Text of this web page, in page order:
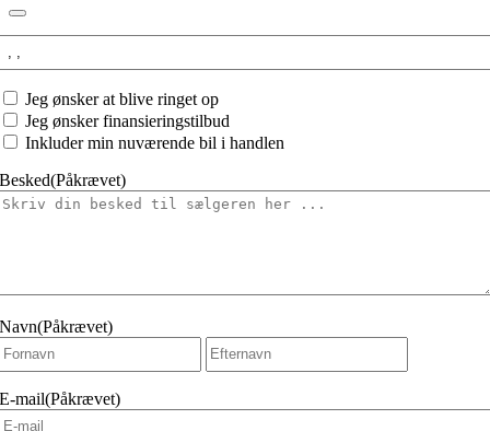
Jeg ønsker at blive ringet op
Jeg ønsker finansieringstilbud
Inkluder min nuværende bil i handlen
Besked(Påkrævet)
Navn(Påkrævet)
Fornavn
E-mail(Påkrævet)